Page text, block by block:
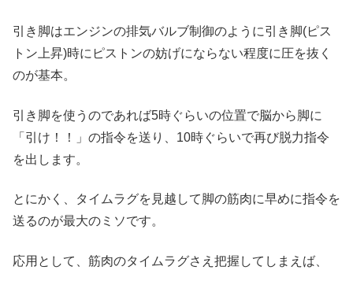
引き脚はエンジンの排気バルブ制御のように引き脚(ピス
トン上昇)時にピストンの妨げにならない程度に圧を抜く
のが基本。
引き脚を使うのであれば5時ぐらいの位置で脳から脚に
「引け！！」の指令を送り、10時ぐらいで再び脱力指令
を出します。
とにかく、タイムラグを見越して脚の筋肉に早めに指令を
送るのが最大のミソです。
応用として、筋肉のタイムラグさえ把握してしまえば、